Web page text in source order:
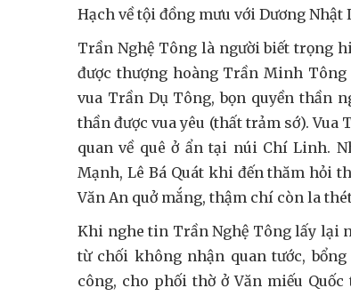
Hạch về tội đồng mưu với Dương Nhật
Trần Nghệ Tông là người biết trọng
được thượng hoàng Trần Minh
vua Trần Dụ Tông, bọn quyền thần
thần được vua yêu (thất trảm sớ).
quan về quê ở ẩn tại núi Chí Linh.
Mạnh, Lê Bá Quát khi đến thăm hỏi
Văn An quở mắng, thậm chí còn la
Khi nghe tin Trần Nghệ Tông lấy lại
từ chối không nhận quan tước,
công, cho phối thờ ở Văn miếu